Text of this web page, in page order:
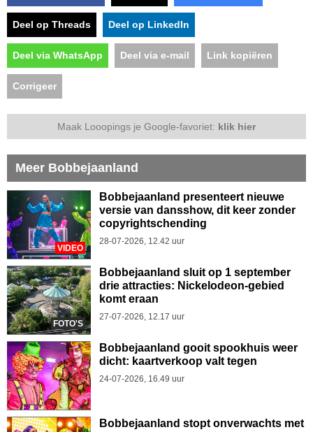
Deel op Threads Deel op LinkedIn
Deel via WhatsApp Deel via e-mail Link kopiëren
Corrigeer
Maak Looopings je Google-favoriet: klik hier
Meer Bobbejaanland
VIDEO
Bobbejaanland presenteert nieuwe
versie van dansshow, dit keer zonder
copyrightschending
28-07-2026, 12.42 uur
FOTO'S
Bobbejaanland sluit op 1 september
drie attracties: Nickelodeon-gebied
komt eraan
27-07-2026, 12.17 uur
Bobbejaanland gooit spookhuis weer
dicht: kaartverkoop valt tegen
24-07-2026, 16.49 uur
Bobbejaanland stopt onverwachts met